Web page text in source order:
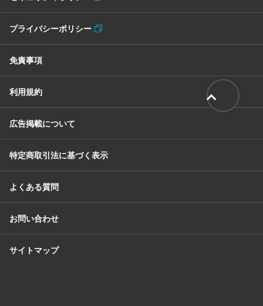
プライバシーポリシー
免責事項
利用規約
広告掲載について
特定商取引法に基づく表示
よくある質問
お問い合わせ
サイトマップ